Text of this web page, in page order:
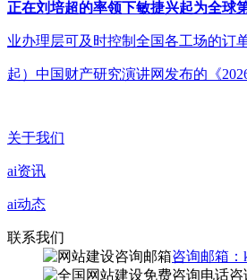
正在刘培超的率领下敏捷兴起为全球
业办理层可及时控制全国各工场的订
起）中国财产研究演讲网发布的《
关于我们
ai资讯
ai动态
联系我们
咨询邮箱：
咨